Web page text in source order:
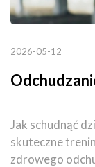
2026-05-12
Jak schudnąć
skuteczne
zdrowego